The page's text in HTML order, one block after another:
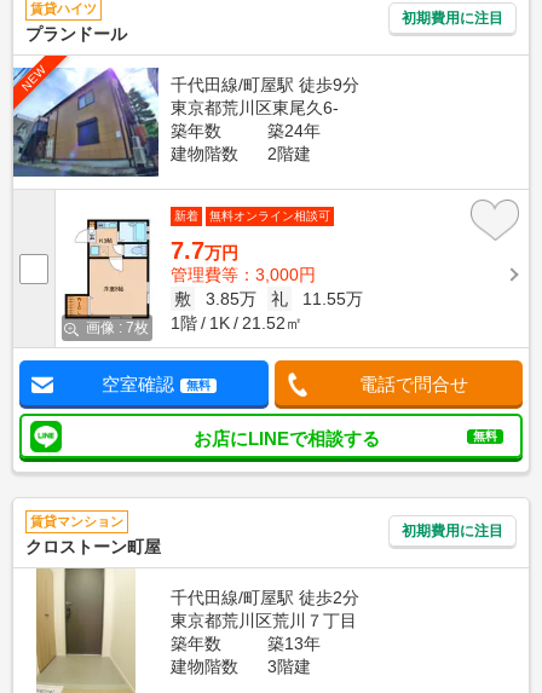
賃貸ハイツ
プランドール
初期費用に注目
NEW
千代田線/町屋駅 徒歩9分
東京都荒川区東尾久6-
築年数
築24年
建物階数
2階建
画像 : 7枚
新着 無料オンライン相談可
7.7万円
管理費等：3,000円
敷
3.85万 礼
11.55万
1階
1K 21.52㎡
空室確認 無料 電話で問合せ
お店にLINEで相談する 無料
賃貸マンション
クロストーン町屋
初期費用に注目
千代田線/町屋駅 徒歩2分
東京都荒川区荒川７丁目
築年数
築13年
建物階数
3階建